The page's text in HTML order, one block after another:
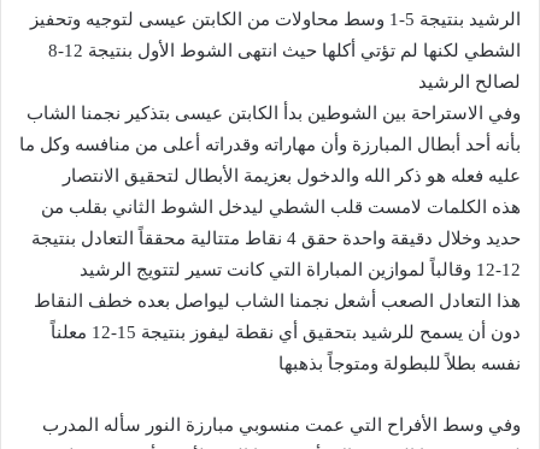
الرشيد بنتيجة 5-1 وسط محاولات من الكابتن عيسى لتوجيه وتحفيز
الشطي لكنها لم تؤتي أكلها حيث انتهى الشوط الأول بنتيجة 12-8
لصالح الرشيد
وفي الاستراحة بين الشوطين بدأ الكابتن عيسى بتذكير نجمنا الشاب
بأنه أحد أبطال المبارزة وأن مهاراته وقدراته أعلى من منافسه وكل ما
عليه فعله هو ذكر الله والدخول بعزيمة الأبطال لتحقيق الانتصار
هذه الكلمات لامست قلب الشطي ليدخل الشوط الثاني بقلب من
حديد وخلال دقيقة واحدة حقق 4 نقاط متتالية محققاً التعادل بنتيجة
12-12 وقالباً لموازين المباراة التي كانت تسير لتتويج الرشيد
هذا التعادل الصعب أشعل نجمنا الشاب ليواصل بعده خطف النقاط
دون أن يسمح للرشيد بتحقيق أي نقطة ليفوز بنتيجة 15-12 معلناً
نفسه بطلاً للبطولة ومتوجاً بذهبها
وفي وسط الأفراح التي عمت منسوبي مبارزة النور سأله المدرب